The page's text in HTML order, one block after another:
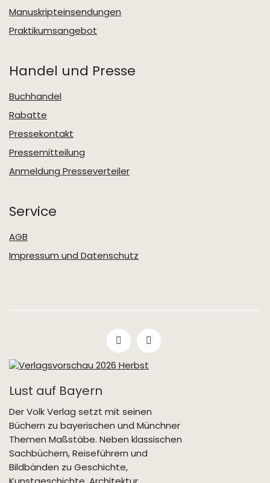
Manuskripteinsendungen
Praktikumsangebot
Handel und Presse
Buchhandel
Rabatte
Pressekontakt
Pressemitteilung
Anmeldung Presseverteiler
Service
AGB
Impressum und Datenschutz
Lust auf Bayern
Der Volk Verlag setzt mit seinen
Büchern zu bayerischen und Münchner
Themen Maßstäbe. Neben klassischen
Sachbüchern, Reiseführern und
Bildbänden zu Geschichte,